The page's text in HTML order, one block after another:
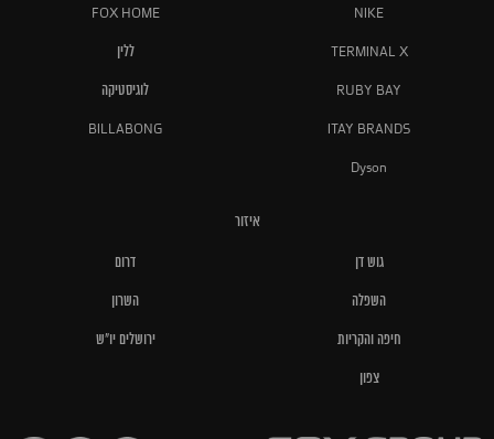
NIKE
FOX HOME
TERMINAL X ללין
RUBY BAY לוגיסטיקה
ITAY BRANDS
BILLABONG
Dyson
איזור
גוש דן דרום
השפלה השרון
חיפה והקריות ירושלים יו"ש
צפון